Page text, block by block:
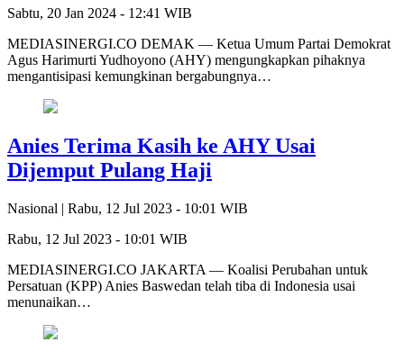
Sabtu, 20 Jan 2024 - 12:41 WIB
MEDIASINERGI.CO DEMAK — Ketua Umum Partai Demokrat
Agus Harimurti Yudhoyono (AHY) mengungkapkan pihaknya
mengantisipasi kemungkinan bergabungnya…
Anies Terima Kasih ke AHY Usai
Dijemput Pulang Haji
Nasional | Rabu, 12 Jul 2023 - 10:01 WIB
Rabu, 12 Jul 2023 - 10:01 WIB
MEDIASINERGI.CO JAKARTA — Koalisi Perubahan untuk
Persatuan (KPP) Anies Baswedan telah tiba di Indonesia usai
menunaikan…